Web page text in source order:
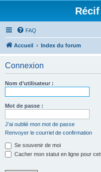
FAQ
Accueil Index du forum
Connexion
Nom d’utilisateur :
Mot de passe :
J’ai oublié mon mot de passe
Renvoyer le courriel de confirmation
Se souvenir de moi
Cacher mon statut en ligne pour